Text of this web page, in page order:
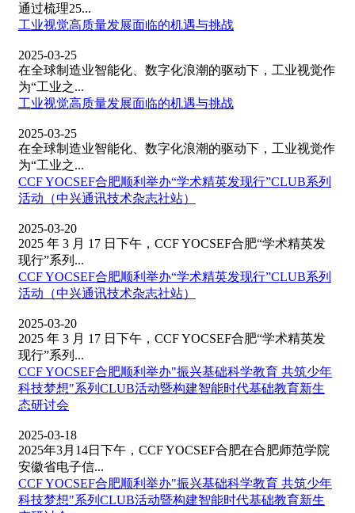
通过梳理25...
工业视觉高质量发展面临的机遇与挑战
2025-03-25
在全球制造业智能化、数字化浪潮的驱动下，工业视觉作
为“工业之...
工业视觉高质量发展面临的机遇与挑战
2025-03-25
在全球制造业智能化、数字化浪潮的驱动下，工业视觉作
为“工业之...
CCF YOCSEF合肥顺利举办“学术精英发现行”CLUB系列
活动（中兴通讯技术杂志社站）
2025-03-20
2025 年 3 月 17 日下午，CCF YOCSEF合肥“学术精英发
现行”系列...
CCF YOCSEF合肥顺利举办“学术精英发现行”CLUB系列
活动（中兴通讯技术杂志社站）
2025-03-20
2025 年 3 月 17 日下午，CCF YOCSEF合肥“学术精英发
现行”系列...
CCF YOCSEF合肥顺利举办"振兴基础科学教育 共筑少年
科技梦想"系列CLUB活动暨构建智能时代基础教育新生
态研讨会
2025-03-18
2025年3月14日下午，CCF YOCSEF合肥在合肥师范学院
安徽省电子信...
CCF YOCSEF合肥顺利举办"振兴基础科学教育 共筑少年
科技梦想"系列CLUB活动暨构建智能时代基础教育新生